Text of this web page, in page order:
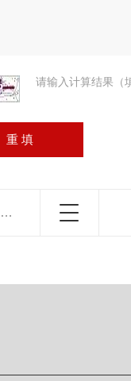
请输入计算结果（